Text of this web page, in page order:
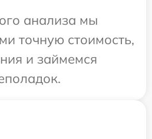
анализа мы
точную стоимость,
и займемся